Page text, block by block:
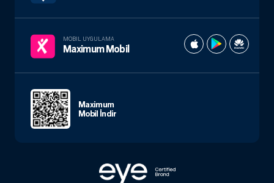
MOBIL UYGULAMA
Maximum Mobil
Maximum
Mobil İndir